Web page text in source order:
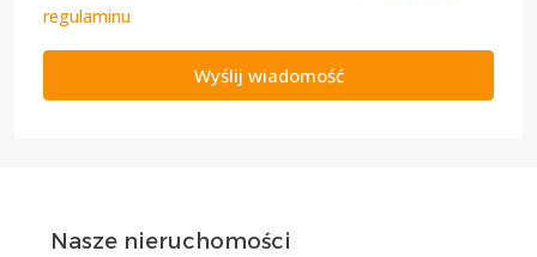
regulaminu
Wyślij wiadomość
Nasze nieruchomości